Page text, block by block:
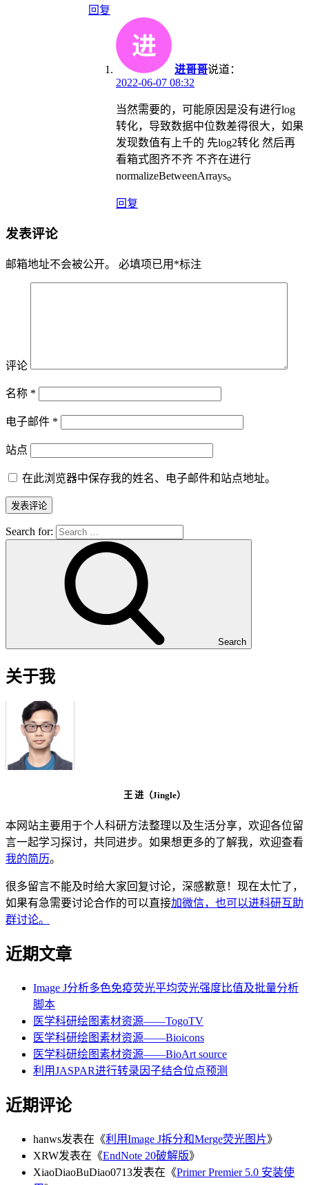
回复
进哥哥说道：
2022-06-07 08:32
当然需要的，可能原因是没有进行log
转化，导致数据中位数差得很大，如果
发现数值有上千的 先log2转化 然后再
看箱式图齐不齐 不齐在进行
normalizeBetweenArrays。
回复
发表评论
邮箱地址不会被公开。 必填项已用 *标注
评论
名称 *
电子邮件 *
站点
在此浏览器中保存我的姓名、电子邮件和站点地址。
Search for:
Search
关于我
王 进（Jingle）
本网站主要用于个人科研方法整理以及生活分享，欢迎各位留
言一起学习探讨，共同进步。如果想更多的了解我，欢迎查看
我的简历。
很多留言不能及时给大家回复讨论，深感歉意！现在太忙了，
如果有急需要讨论合作的可以直接加微信，也可以进科研互助
群讨论。
近期文章
Image J分析多色免疫荧光平均荧光强度比值及批量分析
脚本
医学科研绘图素材资源——TogoTV
医学科研绘图素材资源——Bioicons
医学科研绘图素材资源——BioArt source
利用JASPAR进行转录因子结合位点预测
近期评论
hanws发表在《利用Image J拆分和Merge荧光图片》
XRW发表在《EndNote 20破解版》
XiaoDiaoBuDiao0713发表在《Primer Premier 5.0 安装使